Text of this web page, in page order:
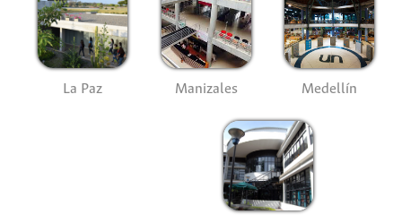
La Paz Manizales Medellín